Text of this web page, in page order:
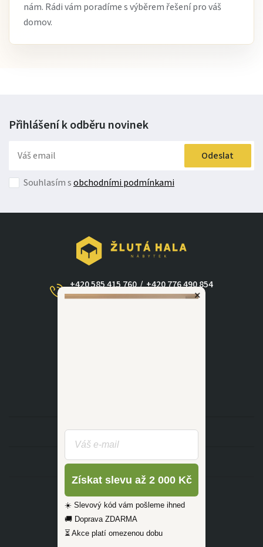
nám. Rádi vám poradíme s výběrem řešení pro váš
domov.
Přihlášení k odběru novinek
Odeslat
Souhlasím sobchodními podmínkami
+420 585 415 760
(Po - Ne 09:00-17:30)
/ +420 776 490 854
KATEGORIE
INFORMACE
×
Získat slevu až 2 000 Kč
☀️ Slevový kód vám pošleme ihned
🚚 Doprava ZDARMA
⏳ Akce platí omezenou dobu